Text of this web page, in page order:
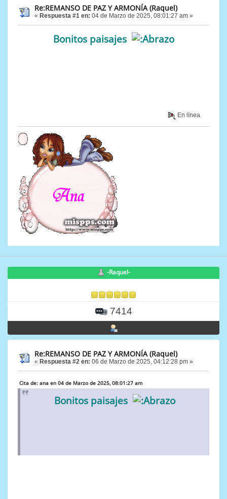
Re:REMANSO DE PAZ Y ARMONÍA (Raquel)
« Respuesta #1 en: 04 de Marzo de 2025, 08:01:27 am »
Bonitos paisajes
En línea
-Raquel-
7414
Re:REMANSO DE PAZ Y ARMONÍA (Raquel)
« Respuesta #2 en: 06 de Marzo de 2025, 04:12:28 pm »
Cita de: ana en 04 de Marzo de 2025, 08:01:27 am
Bonitos paisajes